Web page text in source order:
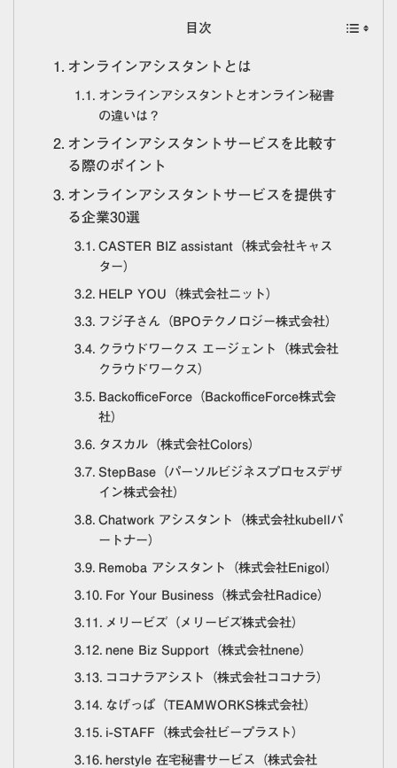
目次
オンラインアシスタントとは
オンラインアシスタントとオンライン秘書
の違いは？
オンラインアシスタントサービスを比較す
る際のポイント
オンラインアシスタントサービスを提供す
る企業30選
CASTER BIZ assistant（株式会社キャス
ター）
HELP YOU（株式会社ニット）
フジ子さん（BPOテクノロジー株式会社）
クラウドワークス エージェント（株式会社
クラウドワークス）
BackofficeForce（BackofficeForce株式会
社）
タスカル（株式会社Colors）
StepBase（パーソルビジネスプロセスデザ
イン株式会社）
Chatwork アシスタント（株式会社kubellパ
ートナー）
Remoba アシスタント（株式会社Enigol）
For Your Business（株式会社Radice）
メリービズ（メリービズ株式会社）
nene Biz Support（株式会社nene）
ココナラアシスト（株式会社ココナラ）
なげっぱ（TEAMWORKS株式会社）
i-STAFF（株式会社ビープラスト）
herstyle 在宅秘書サービス（株式会社